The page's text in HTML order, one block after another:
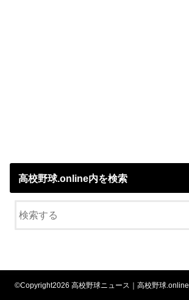
高校野球.online内を検索
©Copyright2026 高校野球ニュース｜高校野球.online